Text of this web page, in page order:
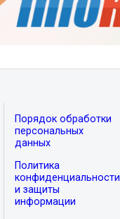
Порядок обработки
персональных
данных
Политика
конфиденциальности
и защиты
информации